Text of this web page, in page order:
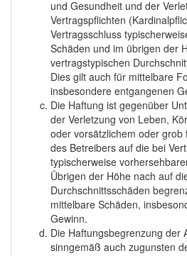
und Gesundheit und der
Vertragspflichten
Vertragsschluss
Schäden und im übrigen der
vertragstypischen
Dies gilt auch für mittelbare
insbesondere entgangenen
Die Haftung ist gegenüber
der Verletzung von Leben,
oder vorsätzlichem oder grob
des Betreibers auf die bei
typischerweise
Übrigen der Höhe nach auf
Durchschnittsschäden
mittelbare Schäden,
Gewinn.
Die Haftungsbegrenzung der
sinngemäß auch zugunsten